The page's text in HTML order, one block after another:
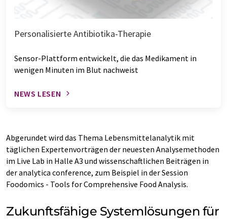
Personalisierte Antibiotika-Therapie
Sensor-Plattform entwickelt, die das Medikament in
wenigen Minuten im Blut nachweist
NEWS LESEN
Abgerundet wird das Thema Lebensmittelanalytik mit
täglichen Expertenvorträgen der neuesten Analysemethoden
im Live Lab in Halle A3 und wissenschaftlichen Beiträgen in
der analytica conference, zum Beispiel in der Session
Foodomics - Tools for Comprehensive Food Analysis.
Zukunftsfähige Systemlösungen für